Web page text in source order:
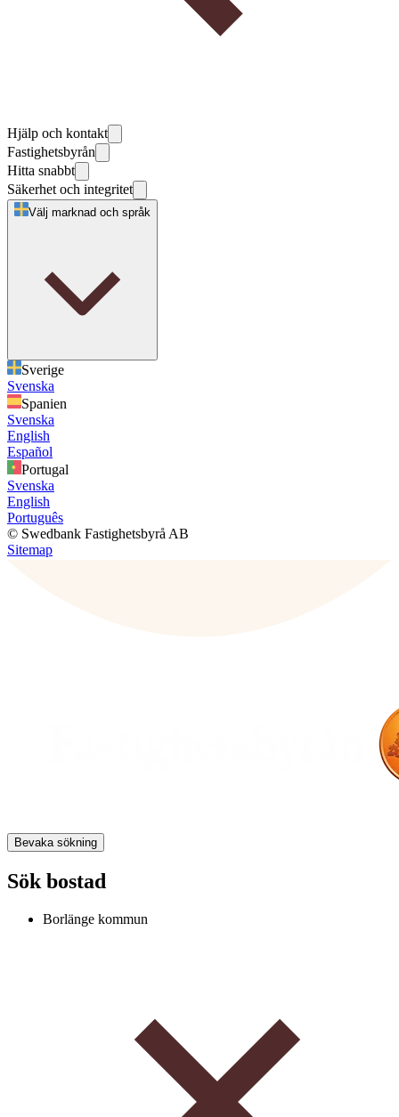
Hjälp och kontakt
Fastighetsbyrån
Hitta snabbt
Säkerhet och integritet
Välj marknad och språk
Sverige
Svenska
Spanien
Svenska
English
Español
Portugal
Svenska
English
Português
© Swedbank Fastighetsbyrå AB
Sitemap
Bevaka sökning
Sök bostad
Borlänge kommun